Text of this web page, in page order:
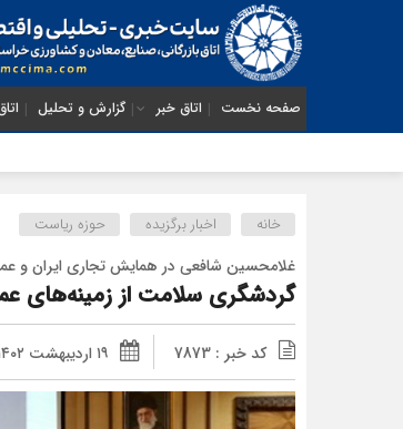
صفحه نخست اتاق خبر گزارش و تحلیل
خانه اخبار برگزیده حوزه ریاست
غلامحسین شافعی در همایش تجاری ایران و
گردشگری سلامت از زمینه‌های
کد خبر : 7873 ۱۹ اردیبهشت ۱۴۰۲ - ۸:۲۸